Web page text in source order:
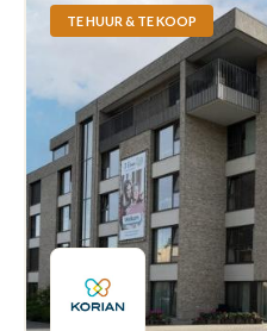
TE HUUR & TE KOOP